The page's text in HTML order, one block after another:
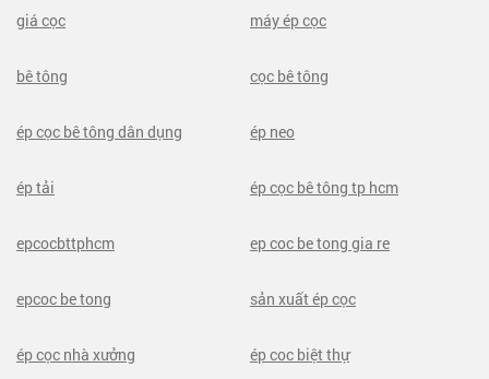
giá cọc máy ép cọc
bê tông cọc bê tông
ép cọc bê tông dân dụng ép neo
ép tải ép cọc bê tông tp hcm
epcocbttphcm ep coc be tong gia re
epcoc be tong sản xuất ép cọc
ép cọc nhà xưởng ép coc biệt thự